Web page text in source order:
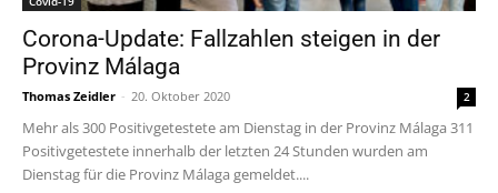
Corona-Update: Fallzahlen steigen in der
Provinz Málaga
Thomas Zeidler - 20. Oktober 2020 2
Mehr als 300 Positivgetestete am Dienstag in der Provinz Málaga 311
Positivgetestete innerhalb der letzten 24 Stunden wurden am
Dienstag für die Provinz Málaga gemeldet....